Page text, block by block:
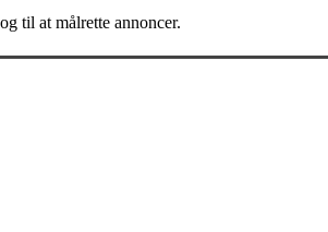
til at målrette annoncer.